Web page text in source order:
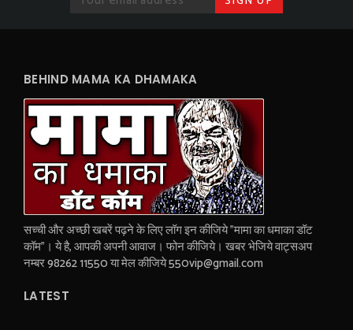
BEHIND MAMA KA DHAMAKA
सच्ची और अच्छी खबरें पढ़ने के लिए लॉग इन कीजिये "मामा का धमाका डॉट
कॉम"। ये है, आपकी अपनी आवाज। फोन कीजिये। खबर भेजिये वाट्सअप
नम्बर 98262 11550 या मेल कीजिये 550vip@gmail.com
LATEST